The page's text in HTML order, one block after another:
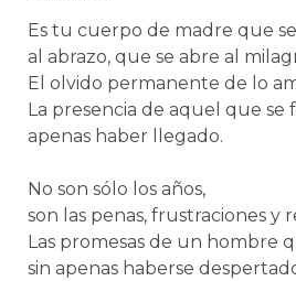
Es tu cuerpo de madre que
al abrazo, que se abre al
El olvido permanente de lo
La presencia de aquel que se
apenas haber llegado.
No son sólo los años,
son las penas, frustraciones y
Las promesas de un hombre
sin apenas haberse